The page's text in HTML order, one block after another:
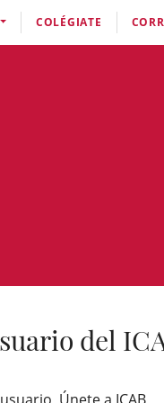
COLÉGIATE
del